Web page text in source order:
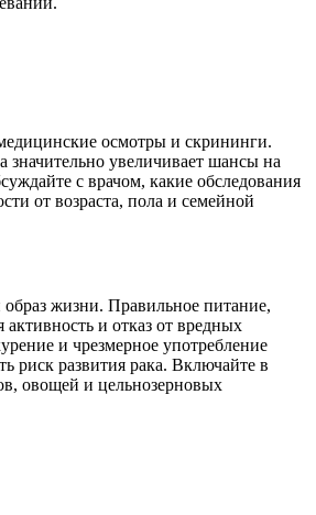
осмотры и скрининги.
значительно увеличивает шансы на
с врачом, какие обследования
от возраста, пола и семейной
жизни. Правильное питание,
активность и отказ от вредных
и чрезмерное употребление
риск развития рака. Включайте в
овощей и цельнозерновых